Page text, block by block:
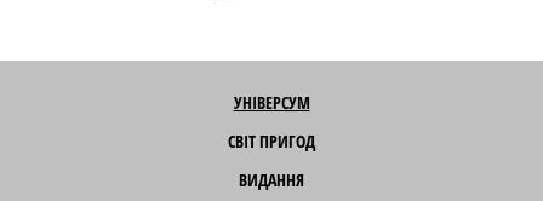
УНІВЕРСУМ
СВІТ ПРИГОД
ВИДАННЯ